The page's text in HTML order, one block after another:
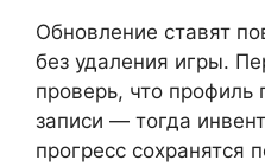
Обновление ставят
без удаления игры.
проверь, что профиль
записи — тогда
прогресс сохранятся